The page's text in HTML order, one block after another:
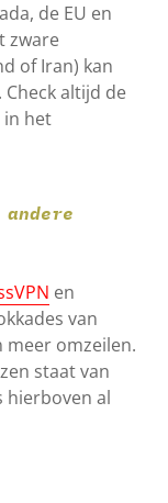
de EU en
zware
of Iran) kan
Check altijd de
in het
en
van
meer omzeilen.
staat van
hierboven al